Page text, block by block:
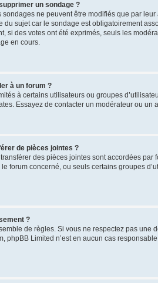
un sondage ?
ne peuvent être modifiés que par
du sujet car le sondage est obligatoirement
si des votes ont été exprimés, seuls les
en cours.
à un forum ?
à certains utilisateurs ou groupes
Essayez de contacter un modérateur ou
de pièces jointes ?
des pièces jointes sont accordées
forum concerné, ou seuls certains groupes
?
de règles. Si vous ne respectez pas une
phpBB Limited n’est en aucun cas